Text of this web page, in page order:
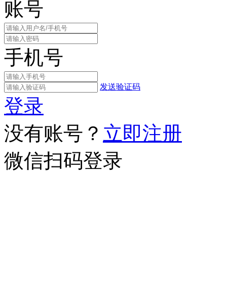
账号
手机号
发送验证码
登录
没有账号？ 立即注册
微信扫码登录